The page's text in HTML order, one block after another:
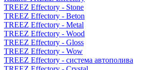
TREEZ Effectory - Stone
TREEZ Effectory - Beton
TREEZ Effectory - Metal
TREEZ Effectory - Wood
TREEZ Effectory - Gloss
TREEZ Effectory - Wow
TREEZ Effectory - система автополива